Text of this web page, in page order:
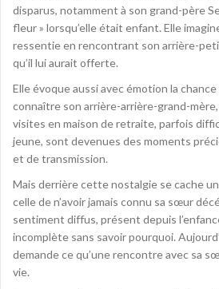
disparus, notamment à son grand-père
fleur » lorsqu’elle était enfant. Elle
ressentie en rencontrant son arrière-
qu’il lui aurait offerte.
Elle évoque aussi avec émotion la chance
connaître son arrière-arrière-grand-
visites en maison de retraite, parfois
jeune, sont devenues des moments
et de transmission.
Mais derrière cette nostalgie se cache
celle de n’avoir jamais connu sa sœur
sentiment diffus, présent depuis
incomplète sans savoir pourquoi.
demande ce qu’une rencontre avec sa
vie.